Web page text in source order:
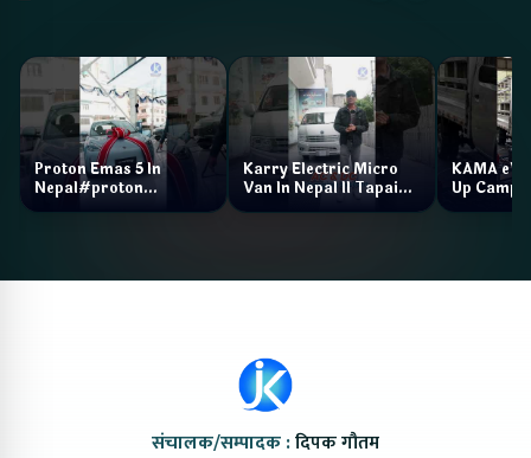
Proton Emas 5 In
Nepal#proton
#protonemas5#protonnepal#evcarnepal
Karry Electric Micro
Van In Nepal II Tapaiko
Bazar II Jankari
KAMA eV
Up Camp
संचालक/सम्पादक :दिपक गौतम